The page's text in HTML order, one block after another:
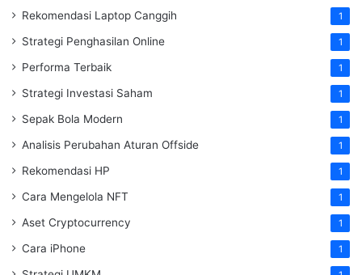
Rekomendasi Laptop Canggih 1
Strategi Penghasilan Online 1
Performa Terbaik 1
Strategi Investasi Saham 1
Sepak Bola Modern 1
Analisis Perubahan Aturan Offside 1
Rekomendasi HP 1
Cara Mengelola NFT 1
Aset Cryptocurrency 1
Cara iPhone 1